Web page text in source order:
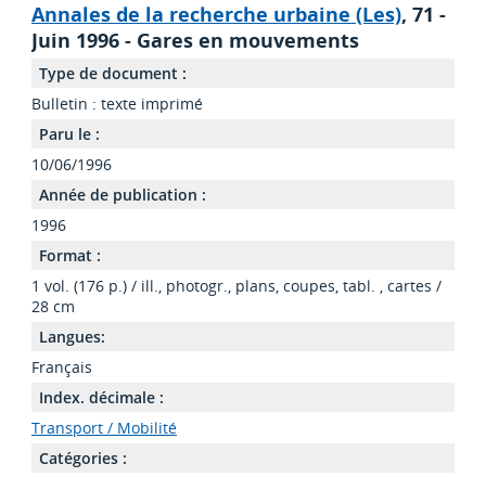
Annales de la recherche urbaine (Les), 71 -
Juin 1996 - Gares en mouvements
Type de document :
Bulletin : texte imprimé
Paru le :
10/06/1996
Année de publication :
1996
Format :
1 vol. (176 p.) / ill., photogr., plans, coupes, tabl. , cartes /
28 cm
Langues:
Français
Index. décimale :
Transport / Mobilité
Catégories :